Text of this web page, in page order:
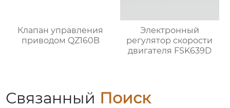
Клапан управления
приводом QZ160B
Электронный
регулятор скорости
двигателя FSK639D
Связанный Поиск